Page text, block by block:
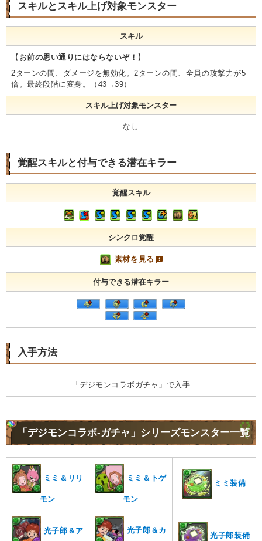
スキルとスキル上げ対象モンスター
スキル
【 お前の思い通りにはならないぞ！ 】
2ターンの間、ダメージを無効化。2ターンの間、全員の攻撃力が5
倍。最終段階に変身。（43→39）
スキル上げ対象モンスター
なし
覚醒スキルと付与できる潜在キラー
覚醒スキル
シンクロ覚醒
素材を見る
付与できる潜在キラー
入手方法
「デジモンコラボガチャ」で入手
「デジモンコラボ-ガチャ」シリーズモンスター一覧
ミミ＆リリ
モン
ミミ＆トゲ
モン
ミミ装備
光子郎＆ア 光子郎＆カ
光子郎装備